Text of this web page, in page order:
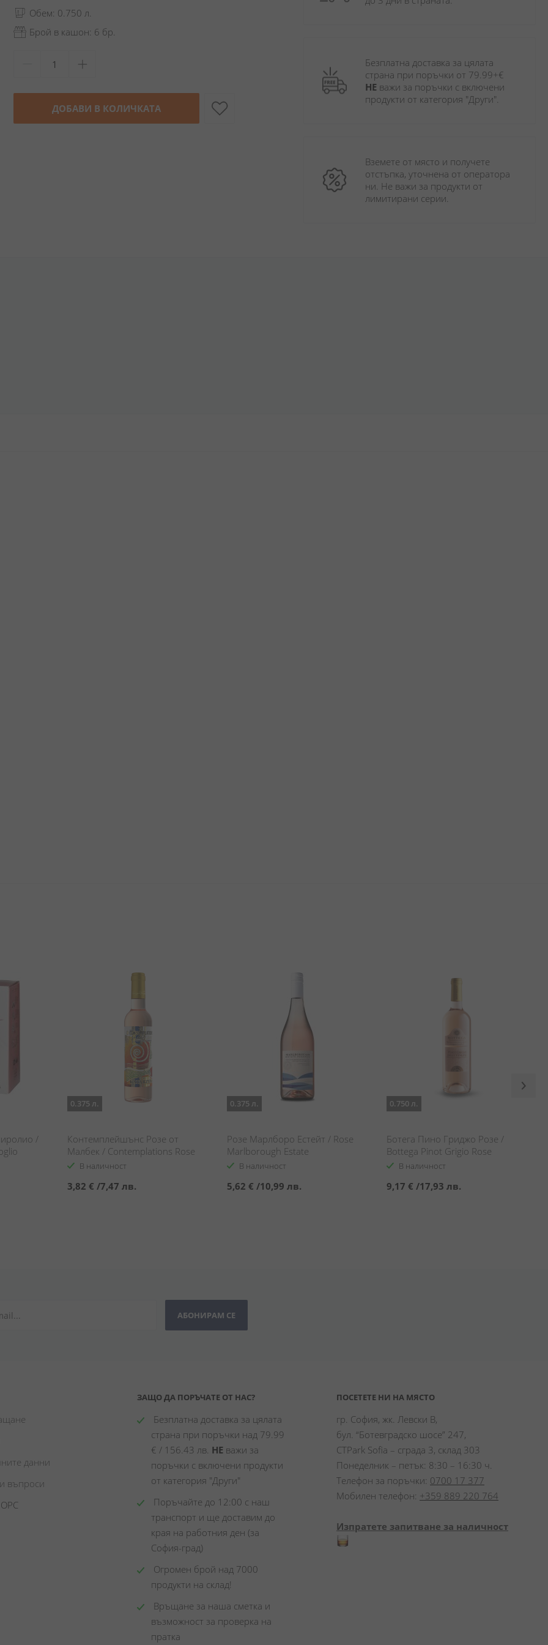
Обем: 0.750 л.
Брой в кашон: 6 бр.
ДОБАВИ В КОЛИЧКАТА
Безплатна доставка за цялата
НЕ важи за поръчки с включени
продукти от категория "Други".
Вземете от място и получете
отстъпка, уточнена от оператора
ни. Не важи за продукти от
лимитирани серии.
/
0.375 л.
Контемплейшънс Розе от
Малбек / Contemplations Rose
MalbecВ наличност
3,82 € /7,47 лв.
0.375 л.
Розе Марлборо Естейт / Rose
Marlborough Estate
В наличност
5,62 € /10,99 лв.
0.750 л.
Ботега Пино Гриджо Розе /
Bottega Pinot Grigio Rose
В наличност
9,17 € /17,93 лв.
АБОНИРАМ СЕ
данни
въпроси
ЗАЩО ДА ПОРЪЧАТЕ ОТ НАС?
Безплатна доставка за цялата
страна при поръчки над 79.99
€ / 156.43 лв. НЕ важи за
поръчки с включени продукти
от категория "Други"
Поръчайте до 12:00 с наш
транспорт и ще доставим до
края на работния ден (за
София-град)
Огромен брой над 7000
продукти на склад!
Връщане за наша сметка и
възможност за проверка на
пратка
ПОСЕТЕТЕ НИ НА МЯСТО
гр. София, жк. Левски В,
бул. “Ботевградско шосе” 247,
CTPark Sofia – сграда 3, склад 303
Понеделник – петък: 8:30 – 16:30 ч.
Телефон за поръчки: 0700 17 377
Мобилен телефон: +359 889 220 764
Изпратете запитване за наличност